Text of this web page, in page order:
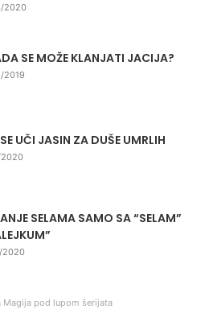
2020
SE MOŽE KLANJATI JACIJA?
2019
UČI JASIN ZA DUŠE UMRLIH
SELAMA SAMO SA “SELAM”
2020
Magija pod lupom šerijata